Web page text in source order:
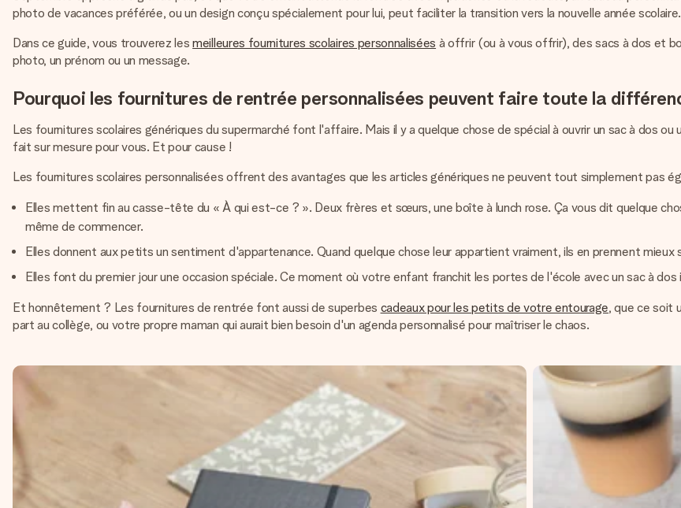
photo de vacances préférée, ou un design conçu spécialement pour lui, peut faciliter la transition vers la nouvelle année scolaire.
Dans ce guide, vous trouverez lesmeilleures fournitures scolaires personnalisées à offrir (ou à vous offrir), des sacs à dos et
photo, un prénom ou un message.
Pourquoi les fournitures de rentrée personnalisées peuvent faire toute la
Les fournitures scolaires génériques du supermarché font l'affaire. Mais il y a quelque chose de spécial à ouvrir un sac à dos ou
fait sur mesure pour vous. Et pour cause !
Les fournitures scolaires personnalisées offrent des avantages que les articles génériques ne peuvent tout simplement pas
Elles mettent fin au casse-tête du « À qui est-ce ? ». Deux frères et sœurs, une boîte à lunch rose. Ça vous dit quelque
même de commencer.
Elles donnent aux petits un sentiment d'appartenance. Quand quelque chose leur appartient vraiment, ils en prennent
Elles font du premier jour une occasion spéciale. Ce moment où votre enfant franchit les portes de l'école avec un sac à
Et honnêtement ? Les fournitures de rentrée font aussi de superbes cadeaux pour les petits de votre entourage, que ce soit
part au collège, ou votre propre maman qui aurait bien besoin d'un agenda personnalisé pour maîtriser le chaos.